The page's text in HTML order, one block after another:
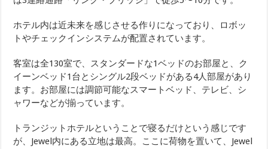
ホテル内は近未来を感じさせる作りになっており、ロボッ
トやチェックインシステムが配置されています。
客室は全130室で、スタンダードな1ベッドのお部屋と、ク
イーンベッド1台とシングル2段ベッドがある4人部屋があり
ます。お部屋には調節可能なスマートベッド、テレビ、シ
ャワーなどが揃っています。
トランジットホテルということで寝るだけという感じです
が、Jewel内にある立地は最高。ここに荷物を置いて、Jewel